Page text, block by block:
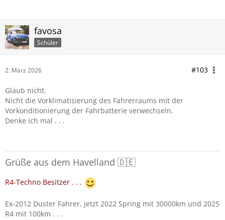
favosa
Schüler
2. März 2026 #103
Glaub nicht.
Nicht die Vorklimatisierung des Fahrerraums mit der
Vorkonditionierung der Fahrbatterie verwechseln.
Denke ich mal . . .
Grüße aus dem Havelland 🇩🇪
R4-Techno Besitzer . . .
Ex-2012 Duster Fahrer, jetzt 2022 Spring mit 30000km und 2025
R4 mit 100km . . .